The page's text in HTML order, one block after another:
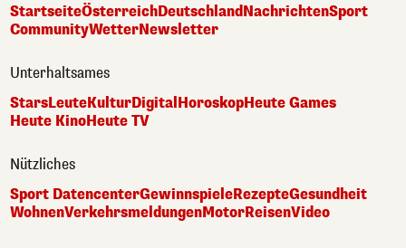
StartseiteÖsterreichDeutschlandNachrichtenSport
CommunityWetterNewsletter
Unterhaltsames
StarsLeuteKulturDigitalHoroskopHeute Games
Heute KinoHeute TV
Nützliches
Sport DatencenterGewinnspieleRezepteGesundheit
WohnenVerkehrsmeldungenMotorReisenVideo